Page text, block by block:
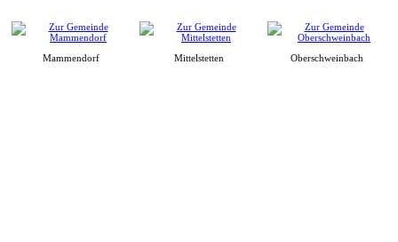
Mammendorf Mittelstetten Oberschweinbach